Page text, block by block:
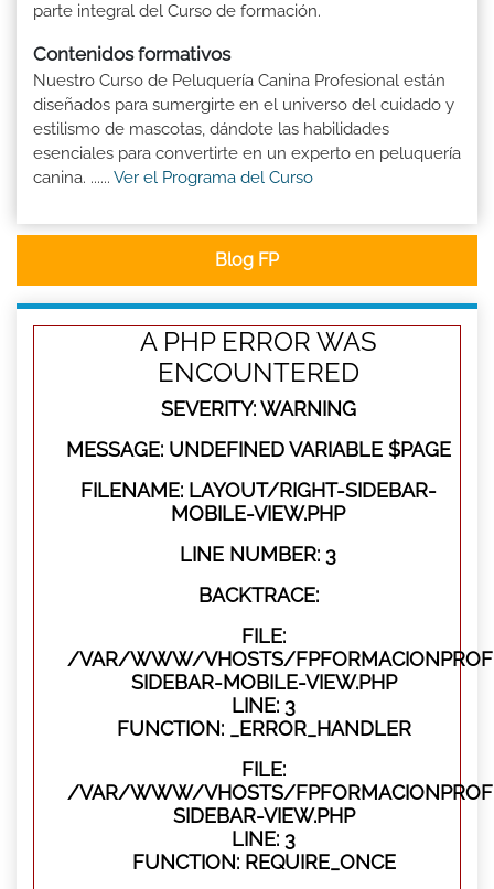
parte integral del Curso de formación.
Contenidos formativos
Nuestro Curso de Peluquería Canina Profesional están
diseñados para sumergirte en el universo del cuidado y
estilismo de mascotas, dándote las habilidades
esenciales para convertirte en un experto en peluquería
canina. ...... Ver el Programa del Curso
Blog FP
A PHP ERROR WAS
ENCOUNTERED
SEVERITY: WARNING
MESSAGE: UNDEFINED VARIABLE $PAGE
FILENAME: LAYOUT/RIGHT-SIDEBAR-
MOBILE-VIEW.PHP
LINE NUMBER: 3
BACKTRACE:
FILE:
/VAR/WWW/VHOSTS/
SIDEBAR-MOBILE-VIEW.PHP
LINE: 3
FUNCTION: _ERROR_HANDLER
FILE:
/VAR/WWW/VHOSTS/
SIDEBAR-VIEW.PHP
LINE: 3
FUNCTION: REQUIRE_ONCE